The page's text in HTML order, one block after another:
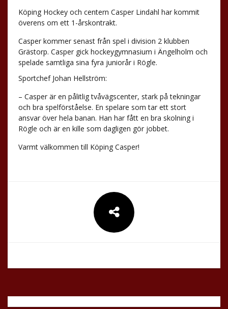
Köping Hockey och centern Casper Lindahl har kommit
överens om ett 1-årskontrakt.
Casper kommer senast från spel i division 2 klubben
Grästorp. Casper gick hockeygymnasium i Ängelholm och
spelade samtliga sina fyra juniorår i Rögle.
Sportchef Johan Hellström:
– Casper är en pålitlig tvåvägscenter, stark på tekningar
och bra spelförståelse. En spelare som tar ett stort
ansvar över hela banan. Han har fått en bra skolning i
Rögle och är en kille som dagligen gör jobbet.
Varmt välkommen till Köping Casper!